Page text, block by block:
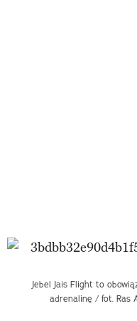
Jebel Jais Flight to
adrenalinę / fot. Ras